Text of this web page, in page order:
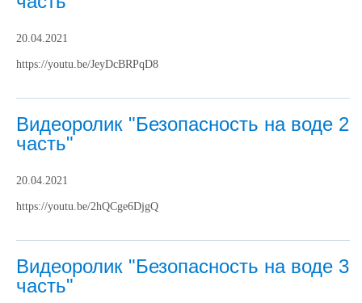
20.04.2021
https://youtu.be/JeyDcBRPqD8
Видеоролик "Безопасность на воде 2
часть"
20.04.2021
https://youtu.be/2hQCge6DjgQ
Видеоролик "Безопасность на воде 3
часть"